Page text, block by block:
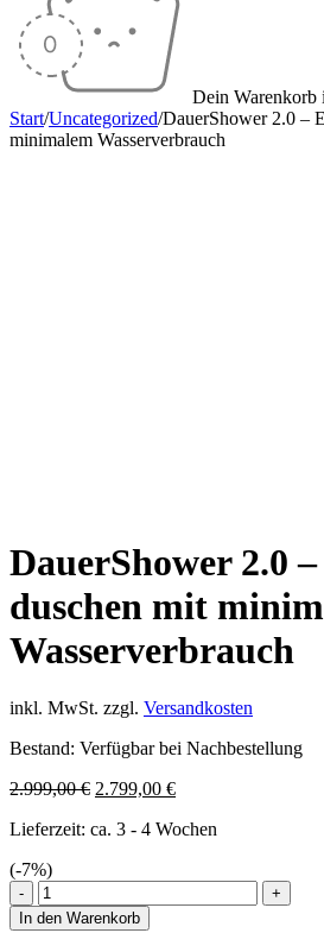
Dein Warenkorb
Start/Uncategorized/DauerShower 2.0 –
minimalem Wasserverbrauch
DauerShower 2.0
duschen mit
Wasserverbrauch
inkl. MwSt. zzgl. Versandkosten
Bestand: Verfügbar bei Nachbestellung
2.999,00€ Ursprünglicher
war:
2.799,00 €Aktueller
ist:
Lieferzeit: ca. 3 - 4 Wochen
(-7%)
DauerShower
2.0
In den Warenkorb